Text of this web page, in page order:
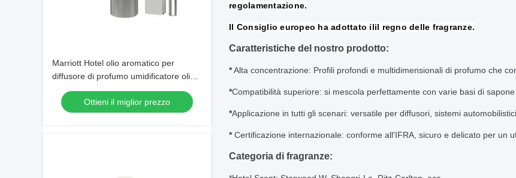
Marriott Hotel olio aromatico per
diffusore di profumo umidificatore olio
profumato
Ottieni il miglior prezzo
regolamentazione.
Il Consiglio europeo ha adottato ilil regno delle fragranze.
Caratteristiche del nostro prodotto:
*Alta concentrazione: Profili profondi e multidimensionali di profumo che
*Compatibilità superiore: si mescola perfettamente con varie basi di
*Applicazione in tutti gli scenari: versatile per diffusori, sistemi
* Certificazione internazionale: conforme all'IFRA, sicuro e delicato per un
Categoria di fragranze: